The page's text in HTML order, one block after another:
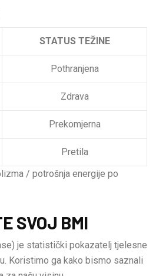
STATUS TEŽINE
Pothranjena
Zdrava
Prekomjerna
Pretila
/ potrošnja energije po
SVOJ BMI
je statistički pokazatelj tjelesne
Koristimo ga kako bismo saznali